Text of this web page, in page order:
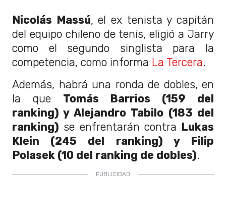
Nicolás Massú, el ex tenista y capitán
del equipo chileno de tenis, eligió a Jarry
como el segundo singlista para la
competencia, como informa La Tercera.
Además, habrá una ronda de dobles, en
la que Tomás Barrios (159 del
ranking) y Alejandro Tabilo (183 del
ranking) se enfrentarán contra Lukas
Klein (245 del ranking) y Filip
Polasek (10 del ranking de dobles).